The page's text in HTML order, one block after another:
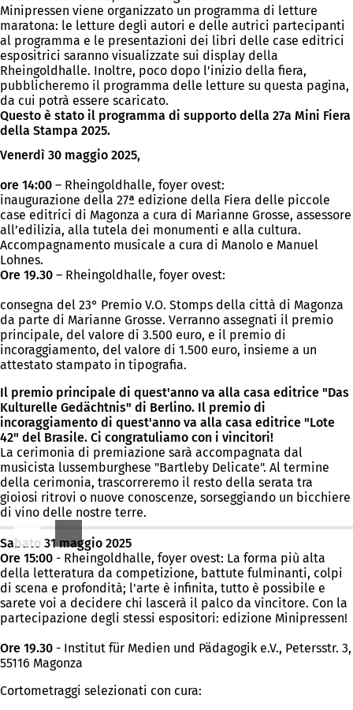
Minipressen viene organizzato un programma di letture
maratona: le letture degli autori e delle autrici partecipanti
al programma e le presentazioni dei libri delle case editrici
espositrici saranno visualizzate sui display della
Rheingoldhalle. Inoltre, poco dopo l'inizio della fiera,
pubblicheremo il programma delle letture su questa pagina,
da cui potrà essere scaricato.
Questo è stato il programma di supporto della 27a Mini Fiera
della Stampa 2025.
Venerdì 30 maggio 2025,
ore 14:00 – Rheingoldhalle, foyer ovest:
inaugurazione della 27ª edizione della Fiera delle piccole
case editrici di Magonza a cura di Marianne Grosse, assessore
all’edilizia, alla tutela dei monumenti e alla cultura.
Accompagnamento musicale a cura di Manolo e Manuel
Lohnes.
Ore 19.30 – Rheingoldhalle, foyer ovest:
consegna del 23° Premio V.O. Stomps della città di Magonza
da parte di Marianne Grosse. Verranno assegnati il premio
principale, del valore di 3.500 euro, e il premio di
incoraggiamento, del valore di 1.500 euro, insieme a un
attestato stampato in tipografia.
Il premio principale di quest'anno va alla casa editrice "Das
Kulturelle Gedächtnis" di Berlino. Il premio di
incoraggiamento di quest'anno va alla casa editrice "Lote
42" del Brasile. Ci congratuliamo con i vincitori!
La cerimonia di premiazione sarà accompagnata dal
musicista lussemburghese "Bartleby Delicate". Al termine
della cerimonia, trascorreremo il resto della serata tra
gioiosi ritrovi o nuove conoscenze, sorseggiando un bicchiere
di vino delle nostre terre.
Sabato 31 maggio 2025
Ore 15:00 - Rheingoldhalle, foyer ovest: La forma più alta
della letteratura da competizione, battute fulminanti, colpi
di scena e profondità; l'arte è infinita, tutto è possibile e
sarete voi a decidere chi lascerà il palco da vincitore. Con la
partecipazione degli stessi espositori: edizione Minipressen!
Ore 19.30 - Institut für Medien und Pädagogik e.V., Petersstr. 3,
55116 Magonza
Cortometraggi selezionati con cura: